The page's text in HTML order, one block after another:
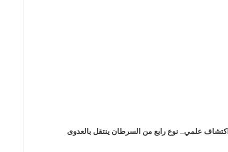
اكتشاف علمي.. نوع رابع من السرطان ينتقل بالعدوى